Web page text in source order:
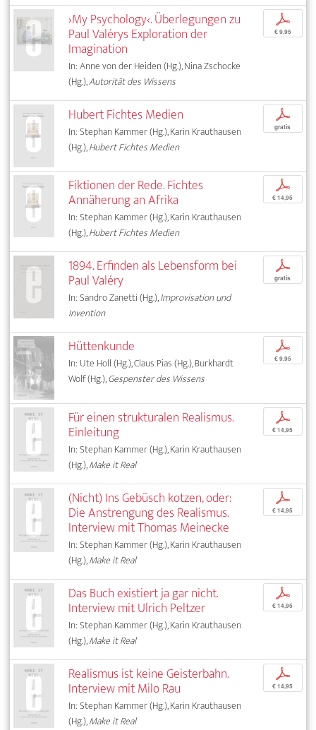
›My Psychology‹. Überlegungen zu
Paul Valérys Exploration der
Imagination
In: Anne von der Heiden (Hg.), Nina Zschocke
(Hg.),Autorität des Wissens
p
€ 9,95
Hubert Fichtes Medien
In: Stephan Kammer (Hg.), Karin Krauthausen
(Hg.),Hubert Fichtes Medien
p
gratis
Fiktionen der Rede. Fichtes
Annäherung an Afrika
In: Stephan Kammer (Hg.), Karin Krauthausen
(Hg.),Hubert Fichtes Medien
p
€ 14,95
1894. Erfinden als Lebensform bei
Paul Valéry
In: Sandro Zanetti (Hg.),Improvisation und
Invention
p
gratis
Hüttenkunde
In: Ute Holl (Hg.), Claus Pias (Hg.), Burkhardt
Wolf (Hg.),Gespenster des Wissens
p
€ 9,95
Für einen strukturalen Realismus.
Einleitung
In: Stephan Kammer (Hg.), Karin Krauthausen
(Hg.),Make it Real
p
€ 14,95
(Nicht) Ins Gebüsch kotzen, oder:
Die Anstrengung des Realismus.
Interview mit Thomas Meinecke
In: Stephan Kammer (Hg.), Karin Krauthausen
(Hg.),Make it Real
p
€ 14,95
Das Buch existiert ja gar nicht.
Interview mit Ulrich Peltzer
In: Stephan Kammer (Hg.), Karin Krauthausen
(Hg.),Make it Real
p
€ 14,95
Realismus ist keine Geisterbahn.
Interview mit Milo Rau
In: Stephan Kammer (Hg.), Karin Krauthausen
(Hg.),Make it Real
p
€ 14,95